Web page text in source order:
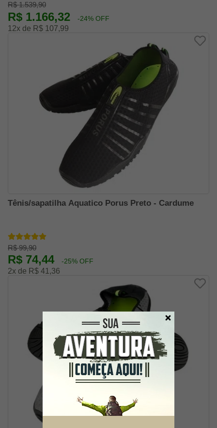
R$ 1.539,90
R$ 1.166,32 -24% OFF
12x de R$ 107,99
Tênis/sapatilha Aquatico Porus Preto - Cardume
R$ 99,90
R$ 74,44 -25% OFF
2x de R$ 41,36